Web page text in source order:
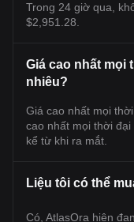
Trong 24 giờ qua,
$2,951.28.
Giá cao nhất mọi
nhiêu?
Giá cao nhất mọi
cao nhất mọi thời
kể từ khi ra mắt.
Liệu tôi có thể
Có, AtlasOra hiện